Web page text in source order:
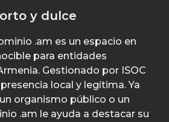
y dulce
.am es un espacio en
para entidades
Gestionado por ISOC
local y legítima. Ya
organismo público o un
.am le ayuda a destacar su